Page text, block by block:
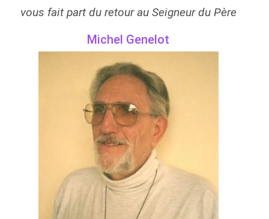
vous fait part du retour au Seigneur du Père
Michel Genelot